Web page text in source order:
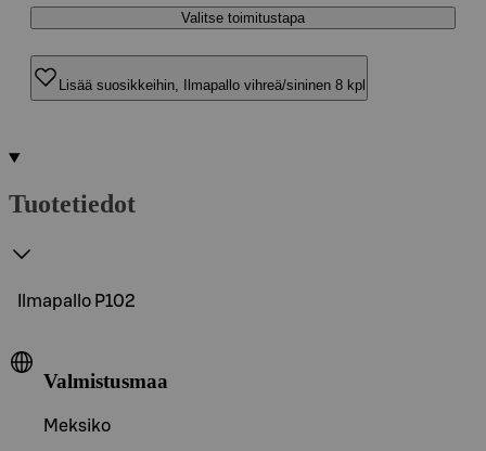
Valitse toimitustapa
Lisää suosikkeihin, Ilmapallo vihreä/sininen 8 kpl
Tuotetiedot
Ilmapallo P102
Valmistusmaa
Meksiko